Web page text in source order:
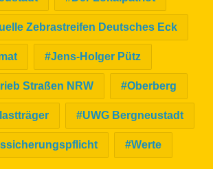
Zebrastreifen Deutsches Eck
Jens-Holger Pütz
Straßen NRW Oberberg
UWG Bergneustadt
Werte